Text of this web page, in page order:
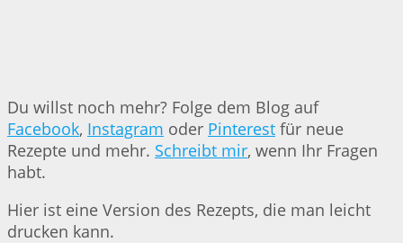
Du willst noch mehr? Folge dem Blog auf
Facebook, Instagram oder Pinterest für neue
Rezepte und mehr. Schreibt mir, wenn Ihr Fragen
habt.
Hier ist eine Version des Rezepts, die man leicht
drucken kann.